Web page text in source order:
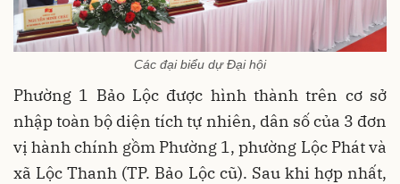
Các đại biểu dự Đại hội
Phường 1 Bảo Lộc được hình thành trên cơ sở
nhập toàn bộ diện tích tự nhiên, dân số của 3 đơn
vị hành chính gồm Phường 1, phường Lộc Phát và
xã Lộc Thanh (TP. Bảo Lộc cũ). Sau khi hợp nhất,